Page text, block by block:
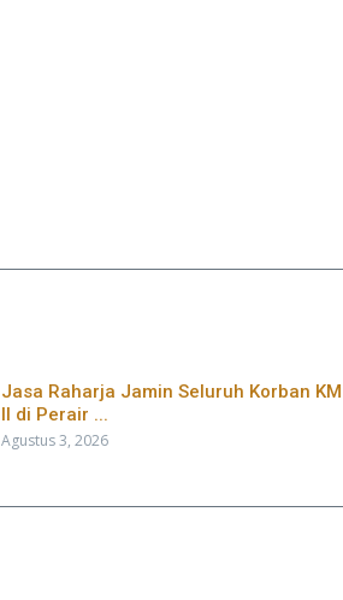
Jasa Raharja Jamin Seluruh Korban
II di Perair ...
Agustus 3, 2026